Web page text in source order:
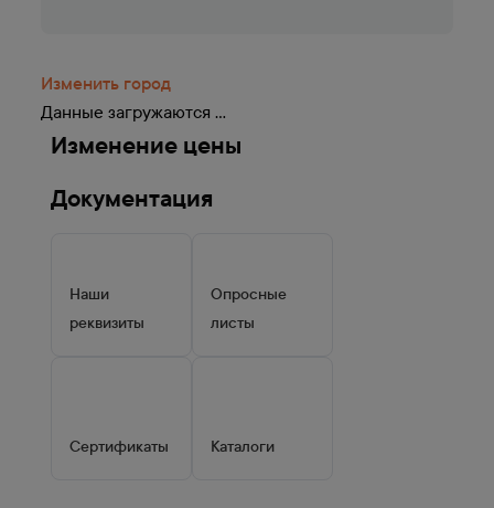
Изменить город
Данные загружаются ...
Изменение цены
Документация
Наши
реквизиты
Опросные
листы
Сертификаты Каталоги